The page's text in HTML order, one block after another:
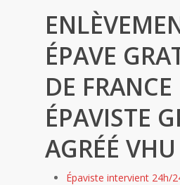
ÉPAVE
DE FRANCE
ÉPAVISTE
AGRÉÉ VHU
Épaviste intervient 24h/